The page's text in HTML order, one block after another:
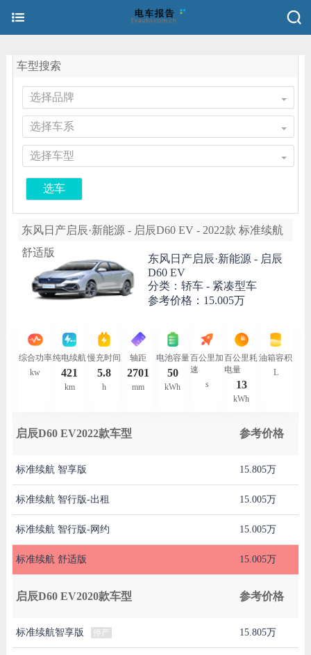
车型搜索
选择品牌
选择车系
选择车型
选车
东风日产启辰·新能源 - 启辰D60 EV - 2022款 标准续航
舒适版
东风日产启辰·新能源 - 启辰
D60 EV
分类：轿车 - 紧凑型车
参考价格： 15.005万
综合功率
kw
纯电续航
421
km
慢充时间
5.8
h
轴距
2701
mm
电池容量
50
kWh
百公里加
速
s
百公里耗
电量
13
kWh
油箱容积
L
启辰D60 EV2022款车型 参考价格
标准续航 智享版 15.805万
标准续航 智行版-出租 15.005万
标准续航 智行版-网约 15.005万
标准续航 舒适版 15.005万
启辰D60 EV2020款车型 参考价格
标准续航智享版 停产 15.805万